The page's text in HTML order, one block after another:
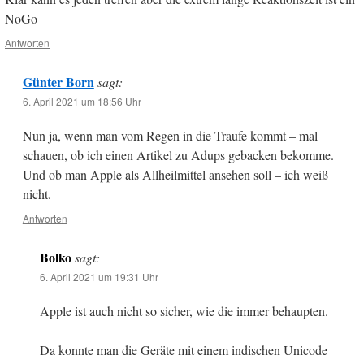
NoGo
Antworten
Günter Born sagt:
6. April 2021 um 18:56 Uhr
Nun ja, wenn man vom Regen in die Traufe kommt – mal
schauen, ob ich einen Artikel zu Adups gebacken bekomme.
Und ob man Apple als Allheilmittel ansehen soll – ich weiß
nicht.
Antworten
Bolko sagt:
6. April 2021 um 19:31 Uhr
Apple ist auch nicht so sicher, wie die immer behaupten.
Da konnte man die Geräte mit einem indischen Unicode